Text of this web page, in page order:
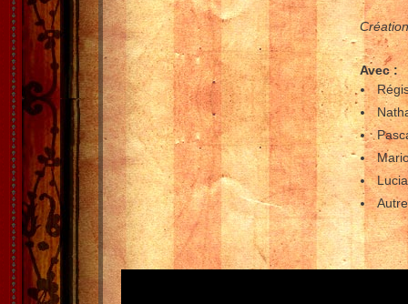
Avec :